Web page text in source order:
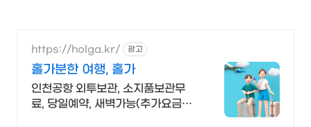
https://holga.kr/ 광고
홀가분한 여행, 홀가
인천공항 외투보관, 소지품보관무
료, 당일예약, 새벽가능(추가요금